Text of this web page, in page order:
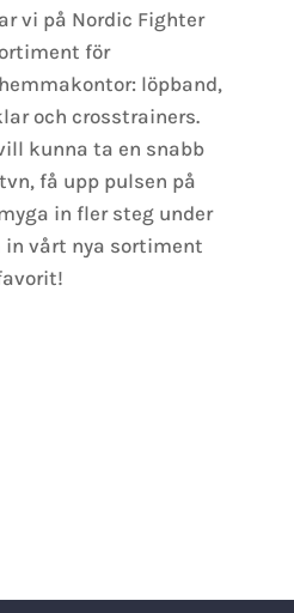
vi på Nordic Fighter
för
löpband,
och crosstrainers.
kunna ta en snabb
få upp pulsen på
in fler steg under
in vårt nya sortiment